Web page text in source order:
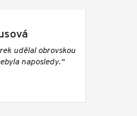
udělal obrovskou
naposledy.“